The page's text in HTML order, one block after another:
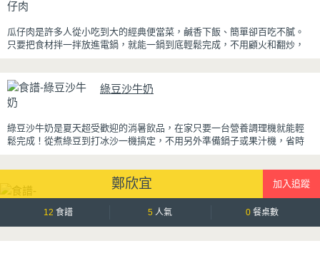
於傳統提拉米蘇，這款更清爽、更低負擔，無論是下午茶、飯後甜點，或
系點心。
瓜仔肉是許多人從小吃到大的經典便當菜，鹹香下飯、簡單卻百吃不膩。
只要把食材拌一拌放進電鍋，就能一鍋到底輕鬆完成，不用顧火和翻炒，
還能吃到脆瓜爽脆的口感。蒜香醬汁與脆瓜獨特的甘甜完美融合，每一口
都充滿濃濃古早味，帶便當、配稀飯、配白飯都好吃，讓人忍不住多扒好
綠豆沙牛奶
綠豆沙牛奶是夏天超受歡迎的消暑飲品，在家只要一台營養調理機就能輕
鬆完成！從煮綠豆到打冰沙一機搞定，不用另外準備鍋子或果汁機，省時
先把綠豆煮到綿密鬆軟，再攪打成綠豆沙，最後跟牛奶混合均勻就完成~口
感細緻滑順，入口帶有綠豆天然清香，搭配濃郁奶香，冰冰喝清涼又消
暑，炎炎夏日一定要喝一杯！
鄭欣宜
12 食譜 5 人氣 0 餐桌數